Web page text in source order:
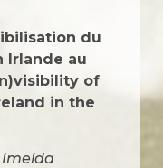
du
Irlande au
of
in the